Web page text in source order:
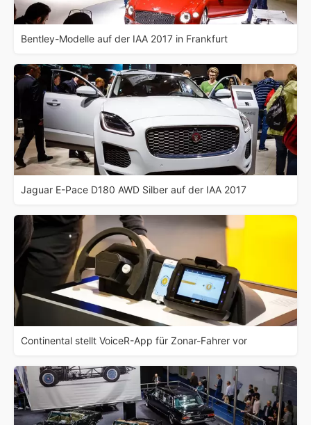
Bentley-Modelle auf der IAA 2017 in Frankfurt
Jaguar E-Pace D180 AWD Silber auf der IAA 2017
Continental stellt VoiceR-App für Zonar-Fahrer vor